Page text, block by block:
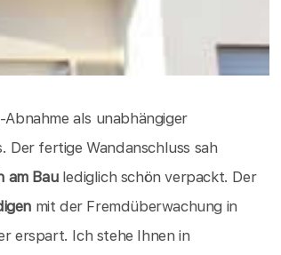
als unabhängiger
Der fertige Wandanschluss sah
am Baulediglich schön verpackt. Der
mit der Fremdüberwachung in
erspart. Ich stehe Ihnen in